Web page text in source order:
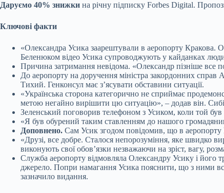
Даруємо 40% знижки на річну підписку Forbes Digital.
Ключові факти
«Олександра Усика заарештували в аеропорту
Беленюком відео Усика супроводжують у кайданках люди
Причина затримання невідома. «Олександр пізніше все
До аеропорту на доручення міністра закордонних
Тихий. Генконсул має з’ясувати обставини ситуації.
«Українська сторона категорично не сприймає
метою негайно вирішити цю ситуацію», – додав він.
Зеленський поговорив телефоном з Усиком, коли той був
«Я був обурений таким ставленням до нашого
Доповнено. Сам Усик згодом повідомив, що в аеропорту
«Друзі, все добре. Сталося непорозуміння, яке швидко
виконують свої обовʼязки незважаючи на зріст, вагу,
Служба аеропорту відмовляла Олександру Усику і його
джерело. Попри намагання Усика пояснити, що з ними
зазначило видання.